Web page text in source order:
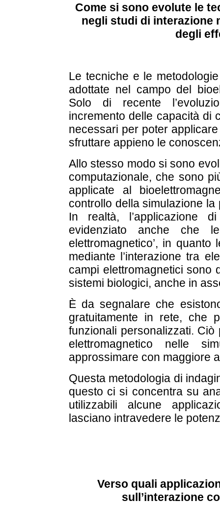
Come si sono evolute le
negli studi di interazione
degli
Le tecniche e le
adottate nel campo del
Solo di recente
incremento delle capacità di
necessari per poter
sfruttare appieno le
Allo stesso modo si sono
computazionale, che sono
applicate al
controllo della simulazione
In realtà, l’applicazione
evidenziato anche che
elettromagnetico’, in
mediante l’interazione tra
campi elettromagnetici sono
sistemi biologici, anche in
È da segnalare che
gratuitamente in rete, che
funzionali personalizzati.
elettromagnetico nelle
approssimare con maggiore
Questa metodologia di
questo ci si concentra su
utilizzabili alcune
lasciano intravedere le
Verso quali
sull’interazione